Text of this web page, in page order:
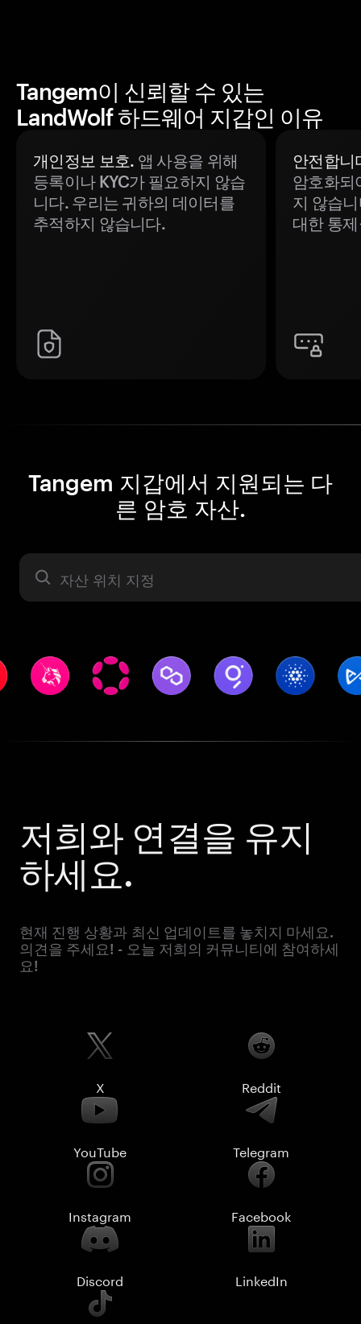
Tangem이 신뢰할 수 있는
LandWolf 하드웨어 지갑인 이유
개인정보 보호. 앱 사용을 위해
등록이나 KYC가 필요하지 않습
니다. 우리는 귀하의 데이터를
추적하지 않습니다.
안전합니
암호화되
지 않습
대한 통
Tangem 지갑에서 지원되는 다
른 암호 자산.
자산 라벨
저희와 연결을 유지
하세요.
현재 진행 상황과 최신 업데이트를 놓치지 마세요.
의견을 주세요! - 오늘 저희의 커뮤니티에 참여하세
요!
X Reddit
YouTube Telegram
Instagram Facebook
Discord LinkedIn